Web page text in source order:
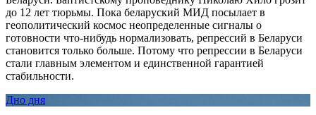
до 12 лет тюрьмы. Пока беларуский МИД посылает в
геополитический космос неопределенные сигналы о
готовности что-нибудь нормализовать, репрессий в Беларуси
становится только больше. Потому что репрессии в Беларуси
стали главным элементом и единственной гарантией
стабильности.
Дно дня